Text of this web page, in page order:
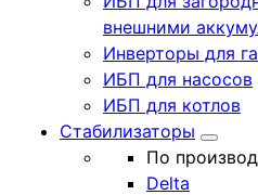
внешними
Инверторы для
ИБП для насосов
ИБП для котлов
Стабилизаторы
По
Delta